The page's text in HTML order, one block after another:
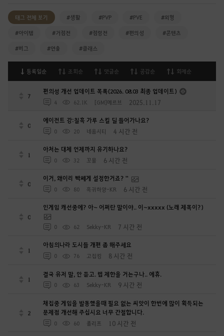
태그 전체 보기 #생활 #PVP #PVE #외형
#아이템 #거점전 #점령전 #편의성 #콘텐츠
#버그 #연출 #클래스
등록일순 조회순 댓글순 공감순 화제순
7
편의성 개선 업데이트 목록(2026. 08.03 최종 업데이트)
4 62.1K [GM]메르브 2025.11.17
0
에이전트 강:칠흑 가루 스킬 딜 들어가나요?
0 20 네옴시티 4 시간 전
1
아처는 대체 언제까지 유기하나요?
0 32 꼬물 6 시간 전
0
이거, 왜이리 빡쎄게 설정한거죠? ''
0 80 흑귀하양-KR 6 시간 전
0
인게임 캐선중에? 아~ 어쩌란 말이야.. 이~xxxxx (노래 제목이?)
0 62 Sekky-KR 7 시간 전
1
아침의나라 도시들 개편 좀 해주세요
0 76 고집킹 8 시간 전
1
결국 유저 말, 안 듣고. 렙 제한을 거는구나.. 에휴.
0 63 Sekky-KR 9 시간 전
2
채집중 게임을 발동했을때 필요 없는 씨앗이 한번에 많이 획득되는
문제점 개선해 주십시요 너무 간절합니다.
0 60 폴리프 10 시간 전